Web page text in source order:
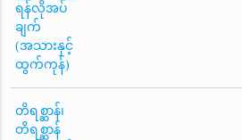
ရန်လိုအပ်
ချက်
(အသားနှင့်
ထွက်ကုန်)
တိရစ္ဆာန်၊
တိရစ္ဆာန်